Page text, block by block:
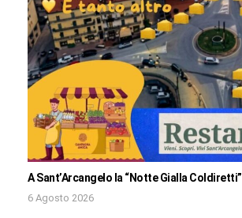
A Sant’Arcangelo la “Notte Gialla Coldiretti”
6 Agosto 2026